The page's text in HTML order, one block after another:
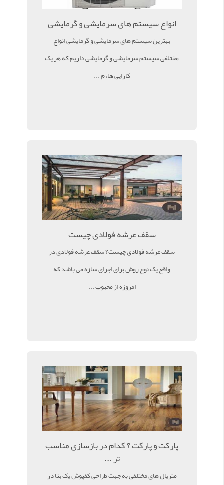
انواع سیستم های سرمایشی و گرمایشی
بهترین سیستم های سرمایشی و گرمایشی انواع
مختلفی سیستم سرمایشی و گرمایشی داریم که هر یک
کارایی ها، م ...
سقف عرشه فولادی چیست
سقف عرشه فولادی چیست؟ سقف عرشه فولادی در
واقع یک نوع روش برای اجرای سازه می باشد که
امروزه از محبوب ...
پارکت و پارکت ؟ کدام در بازسازی مناسب
تر ...
متریال های مختلفی به جهت طراحی کفپوش یک بنا در